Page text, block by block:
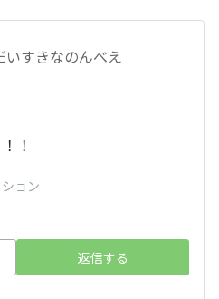
いすきなのんべえ
！
ョン
返信する